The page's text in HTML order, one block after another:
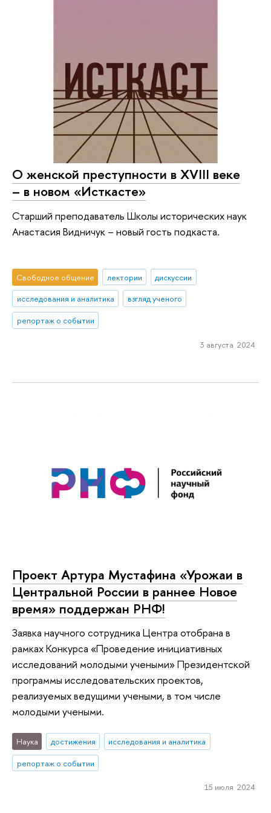
О женской преступности в XVIII веке
– в новом «Исткасте»
Старший преподаватель Школы исторических наук
Анастасия Видничук – новый гость подкаста.
Свободное общение лектории
дискуссии
исследования и аналитика
взгляд ученого
репортаж о событии
3 августа 2024
Проект Артура Мустафина «Урожаи в
Центральной России в раннее Новое
время» поддержан РНФ!
Заявка научного сотрудника Центра отобрана в
рамках Конкурса «Проведение инициативных
исследований молодыми учеными» Президентской
программы исследовательских проектов,
реализуемых ведущими учеными, в том числе
молодыми учеными.
Наука достижения
исследования и аналитика
репортаж о событии
15 июля 2024